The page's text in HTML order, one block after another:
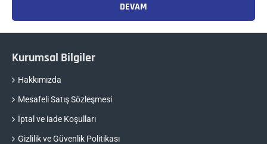
DEVAM
Kurumsal Bilgiler
Hakkımızda
Mesafeli Satış Sözleşmesi
İptal ve iade Koşulları
Gizlilik ve Güvenlik Politikası